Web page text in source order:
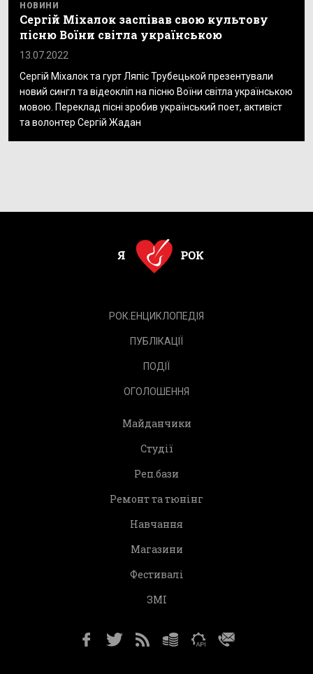
НОВИНИ
Сергій Міхалок заспівав свою культову
пісню Воїни світла українською
13.07.2022
Сергій Міхалок та гурт Ляпіс Трубецькой презентували
новий сингл та відеокліп на пісню Воїни світла українською
мовою. Переклад пісні зробив український поет, активіст
та волонтер Сергій Жадан
РОК.ЕНЦИКЛОПЕДІЯ
ПУБЛІКАЦІЇ
ПОДІЇ
ОГОЛОШЕННЯ
Майданчики
Студії
Реп.бази
Ремонт та тюнінг
Навчання
Магазини
Фестивалі
ЗМІ